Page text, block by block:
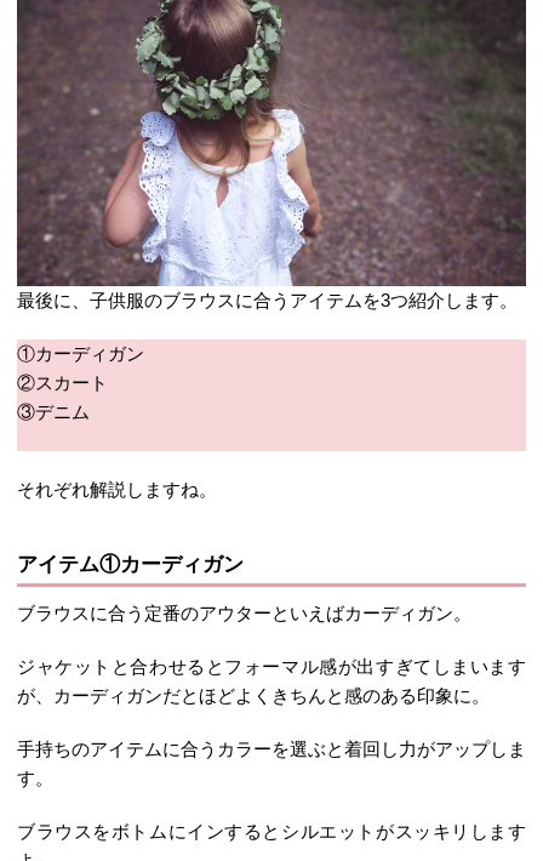
最後に、子供服のブラウスに合うアイテムを3つ紹介します。
①カーディガン
②スカート
③デニム
それぞれ解説しますね。
アイテム①カーディガン
ブラウスに合う定番のアウターといえばカーディガン。
ジャケットと合わせるとフォーマル感が出すぎてしまいます
が、カーディガンだとほどよくきちんと感のある印象に。
手持ちのアイテムに合うカラーを選ぶと着回し力がアップしま
す。
ブラウスをボトムにインするとシルエットがスッキリします